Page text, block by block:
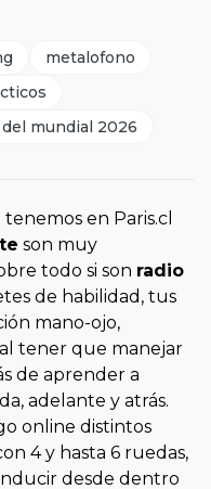
metalofono
mundial 2026
en Paris.cl
son muy
todo si son radio
de habilidad, tus
mano-ojo,
tener que manejar
de aprender a
adelante y atrás.
online distintos
4 y hasta 6 ruedas,
desde dentro